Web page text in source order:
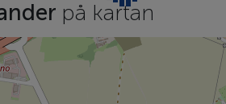
på kartan